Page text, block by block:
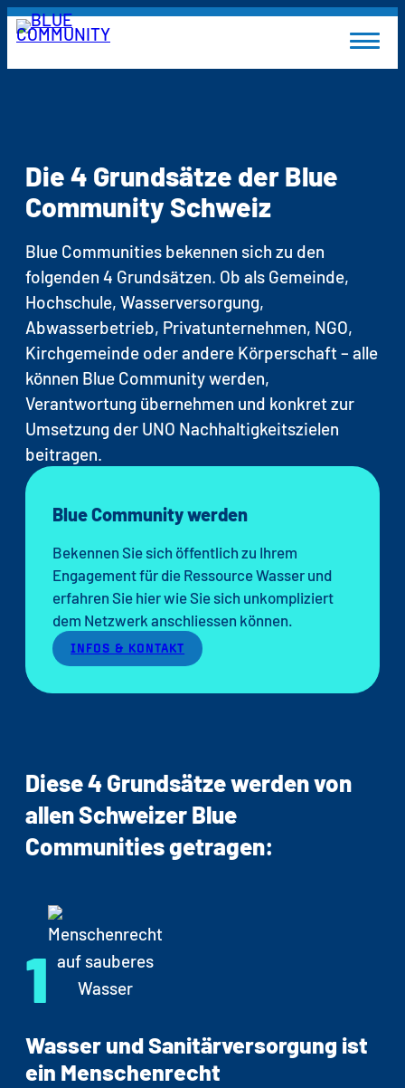
Zum
Inhalt
springen
DEFRIT
WARUM BLUE COMMUNITY WERDEN?
IN 4 SCHRITTEN ZUR BLUE
COMMUNITY
Netzwerk-Infos
MITTEILUNGEN
MITGLIEDER
POLIT-PANORAMA
AGENDA
PORTRAIT
AMBASSADOREN
Die 4 Grundsätze der Blue
Community Schweiz
Blue Communities bekennen sich zu den
folgenden 4 Grundsätzen. Ob als Gemeinde,
Hochschule, Wasserversorgung,
Abwasserbetrieb, Privatunternehmen, NGO,
Kirchgemeinde oder andere Körperschaft – alle
können Blue Community werden,
Verantwortung übernehmen und konkret zur
Umsetzung der UNO Nachhaltigkeitszielen
beitragen.
Blue Community werden
Bekennen Sie sich öffentlich zu Ihrem
Engagement für die Ressource Wasser und
erfahren Sie hier wie Sie sich unkompliziert
dem Netzwerk anschliessen können.
INFOS & KONTAKT
Diese 4 Grundsätze werden von
allen Schweizer Blue
Communities getragen:
1
Wasser und Sanitärversorgung ist
ein Menschenrecht